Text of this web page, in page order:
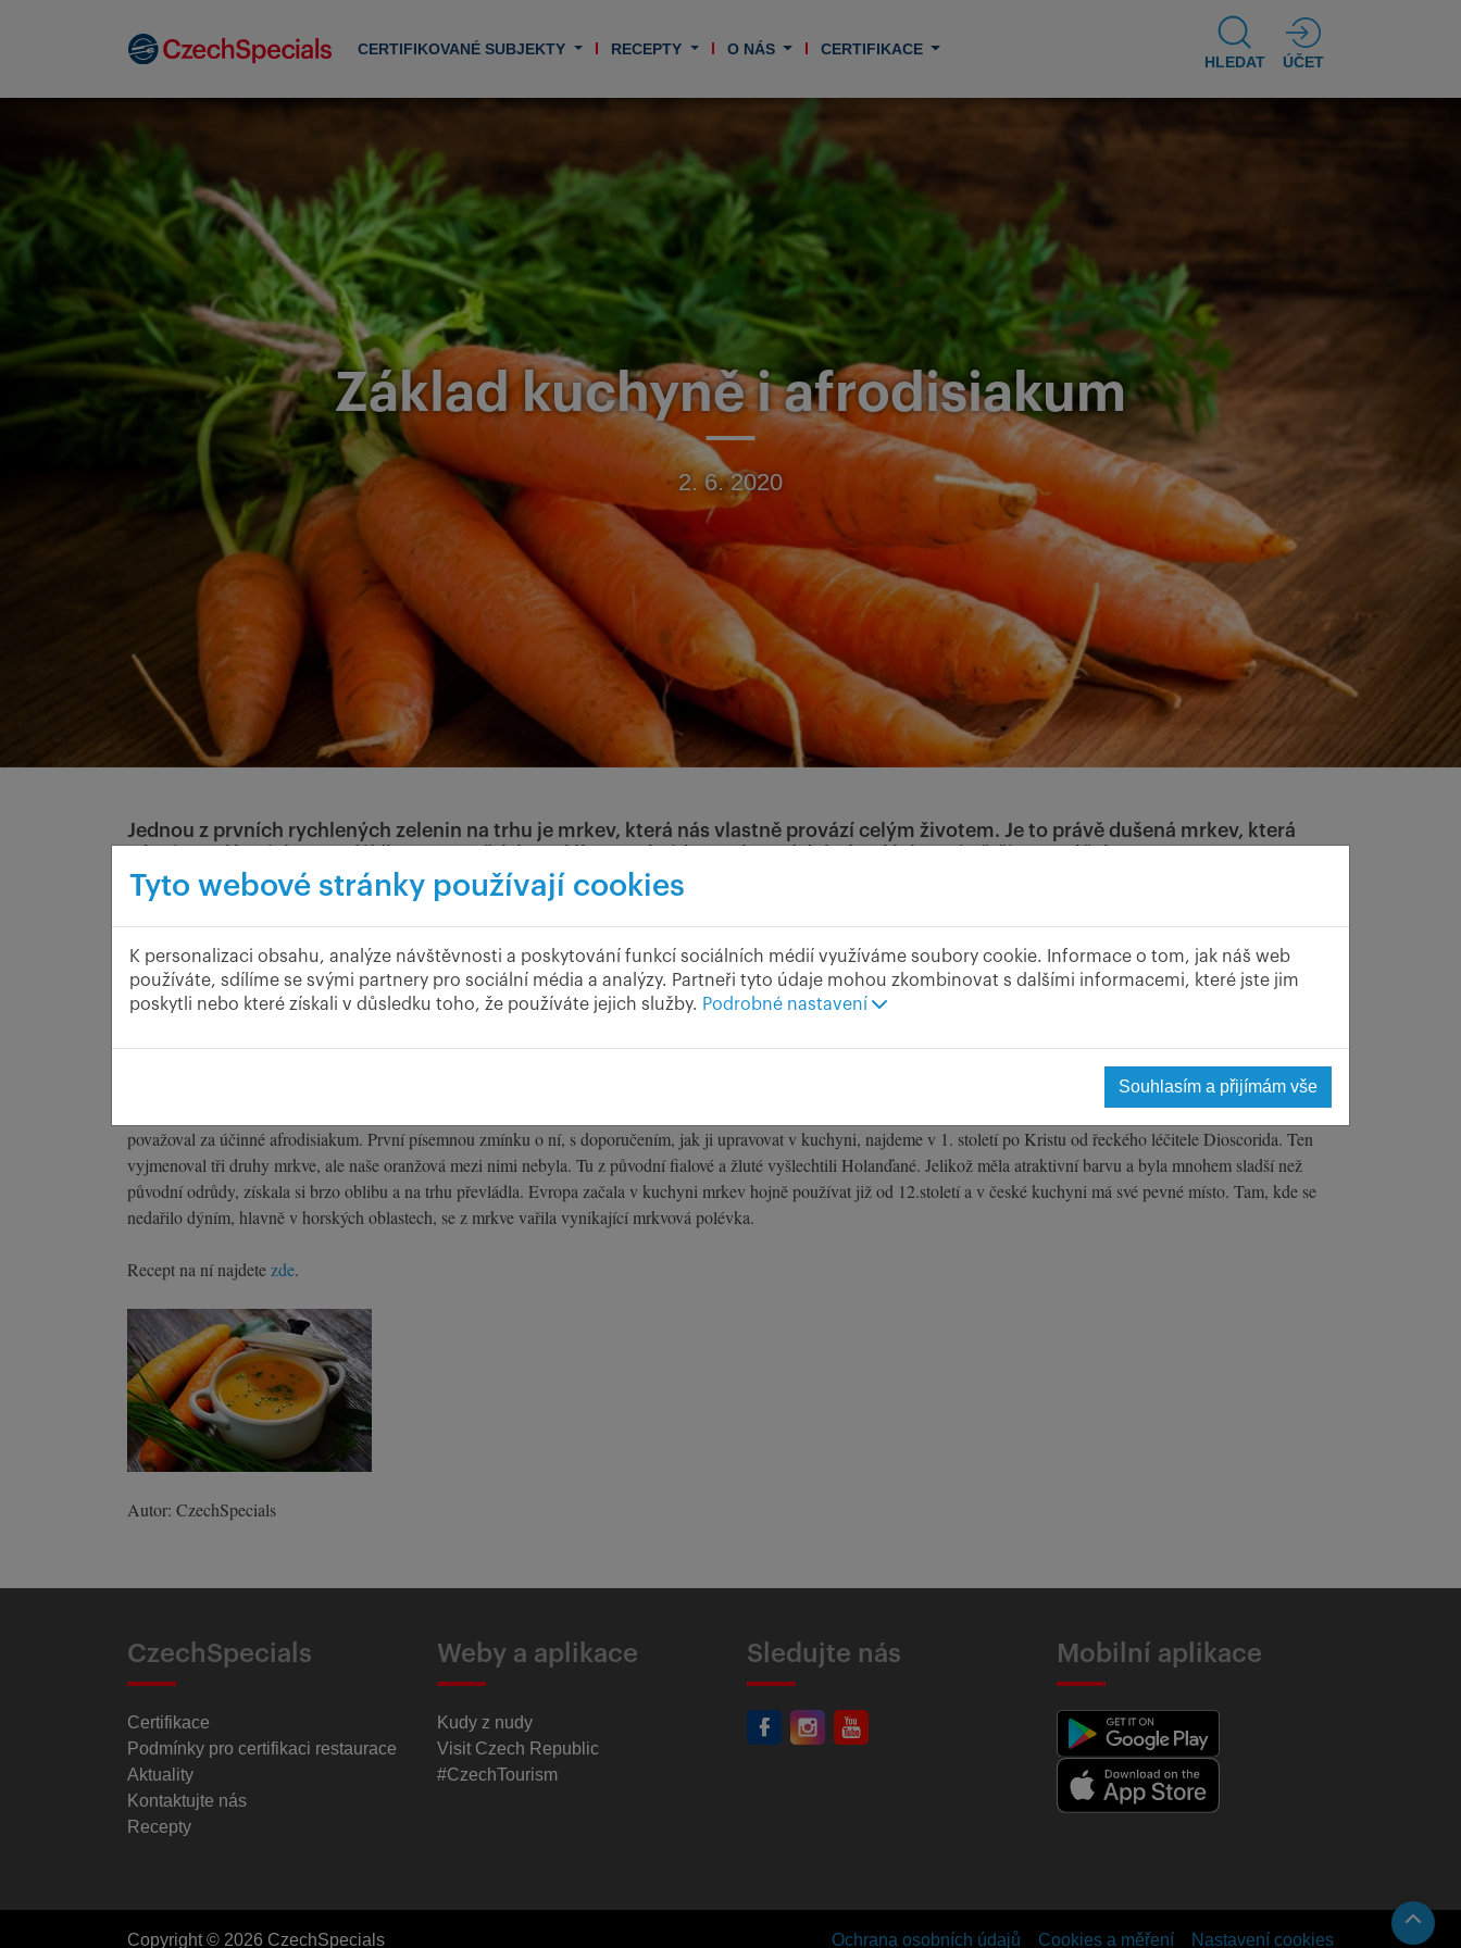
CERTIFIKOVANÉ SUBJEKTY RECEPTY O NÁS CERTIFIKACE
HLEDAT ÚČET
Základ kuchyně i afrodisiakum
2. 6. 2020
Jednou z prvních rychlených zelenin na trhu je mrkev, která nás vlastně provází celým životem. Je to právě dušená mrkev, která
Má velmi dlouhou historii. Pochází z Asie, z oblasti Afghánistánu a Pákistánu. Původně se z ní konzumovala hlavně nať, Římané ji spolu s kořenem žvýkali jako lék, Caligula jí
považoval za účinné afrodisiakum. První písemnou zmínku o ní, s doporučením, jak ji upravovat v kuchyni, najdeme v 1. století po Kristu od řeckého léčitele Dioscorida. Ten
vyjmenoval tři druhy mrkve, ale naše oranžová mezi nimi nebyla. Tu z původní fialové a žluté vyšlechtili Holanďané. Jelikož měla atraktivní barvu a byla mnohem sladší než
původní odrůdy, získala si brzo oblibu a na trhu převládla. Evropa začala v kuchyni mrkev hojně používat již od 12.století a v české kuchyni má své pevné místo. Tam, kde se
nedařilo dýním, hlavně v horských oblastech, se z mrkve vařila vynikající mrkvová polévka.
Recept na ní najdete zde.
Autor: CzechSpecials
CzechSpecials
Certifikace
Podmínky pro certifikaci restaurace
Aktuality
Kontaktujte nás
Recepty
Weby a aplikace
Kudy z nudy
Visit Czech Republic
#CzechTourism
Sledujte nás Mobilní aplikace
Copyright © 2026 CzechSpecials Ochrana osobních údajů Cookies a měření Nastavení cookies
Tyto webové stránky používají cookies
K personalizaci obsahu, analýze návštěvnosti a poskytování funkcí sociálních médií využíváme soubory cookie. Informace o tom, jak náš web
používáte, sdílíme se svými partnery pro sociální média a analýzy. Partneři tyto údaje mohou zkombinovat s dalšími informacemi, které jste jim
poskytli nebo které získali v důsledku toho, že používáte jejich služby. Podrobné nastavení
Souhlasím a přijímám vše